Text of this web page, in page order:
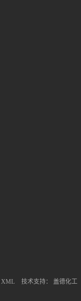
XML 技术支持：
盖德化工